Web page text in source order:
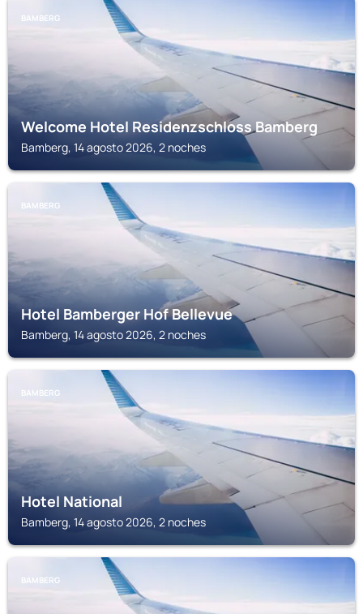
BAMBERG
Welcome Hotel Residenzschloss Bamberg
Bamberg, 14 agosto 2026, 2 noches
BAMBERG
Hotel Bamberger Hof Bellevue
Bamberg, 14 agosto 2026, 2 noches
BAMBERG
Hotel National
Bamberg, 14 agosto 2026, 2 noches
BAMBERG